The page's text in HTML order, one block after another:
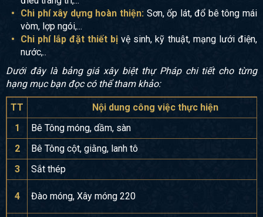
Chi phí xây dựng hoàn thiện:Sơn, ốp lát, đổ bê tông mái
vòm, lợp ngói,...
Chi phí lắp đặt thiết bịvệ sinh, kỹ thuật, mạng lưới điện,
nước,..
Dưới đây là bảng giá xây biệt thự Pháp chi tiết cho từng
hạng mục bạn đọc có thể tham khảo:
TT
Nội dung công việc thực hiện
1
Bê Tông móng, dầm, sàn
2
Bê Tông cột, giằng, lanh tô
3
Sắt thép
4 Đào móng, Xây móng 220